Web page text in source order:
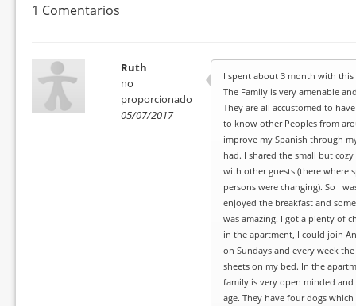
1 Comentarios
Ruth
no
proporcionado
05/07/2017
I spent about 3 month with
The Family is very amenable
They are all accustomed to
to know other Peoples from
improve my Spanish through
had. I shared the small but
with other guests (there where
persons were changing). So I
enjoyed the breakfast and
was amazing. I got a plenty of
in the apartment, I could join
on Sundays and every week
sheets on my bed. In the
family is very open minded
age. They have four dogs